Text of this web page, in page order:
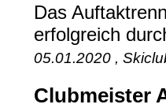
Das
erfolgreich
05.01.2020 ,
Clubmeister